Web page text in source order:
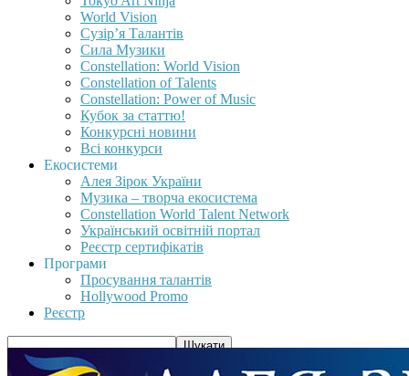
World Vision
Сузір’я Талантів
Сила Музики
Constellation: World Vision
Constellation of Talents
Constellation: Power of Music
Кубок за статтю!
Конкурсні новини
Всі конкурси
Екосистеми
Алея Зірок України
Музика – творча екосистема
Constellation World Talent Network
Український освітній портал
Реєстр сертифікатів
Програми
Просування талантів
Hollywood Promo
Реєстр